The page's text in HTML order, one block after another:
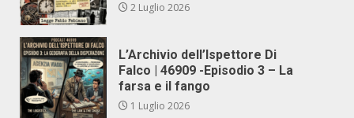
2 Luglio 2026
L’Archivio dell’Ispettore Di
Falco | 46909 -Episodio 3 – La
farsa e il fango
1 Luglio 2026